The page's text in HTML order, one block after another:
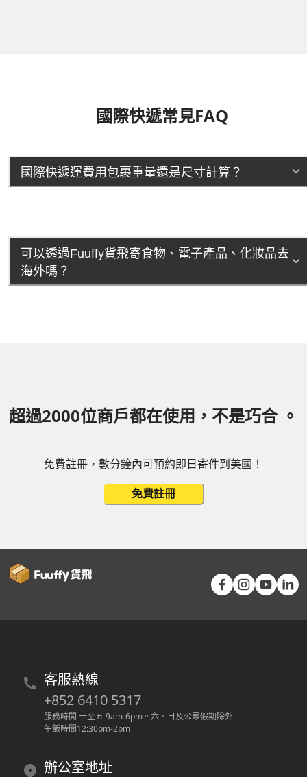
國際快遞常見FAQ
國際快遞運費用包裹重量還是尺寸計算？
可以透過Fuuffy貨飛寄食物、電子產品、化妝品去
海外嗎？
超過2000位商戶都在使用，不是巧合 。
免費註冊，數分鐘內可預約即日寄件到美國！
免費註冊
客服熱線
+852 6410 5317
服務時間 一至五 9am-6pm 。 六、日及公眾假期除外
午飯時間12:30pm-2pm
辦公室地址